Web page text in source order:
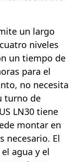
un largo
niveles
un tiempo de
para el
no necesita
turno de
LN30 tiene
montar en
necesario. El
agua y el